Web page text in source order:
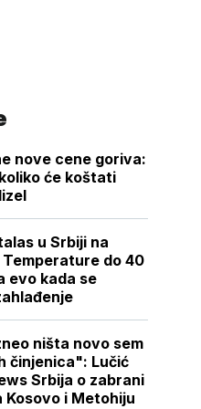
nove cene goriva:
će koštati
u Srbiji na
do 40
evo kada se
ništa novo sem
činjenica": Lučić
Srbija o zabrani
Kosovo i Metohiju